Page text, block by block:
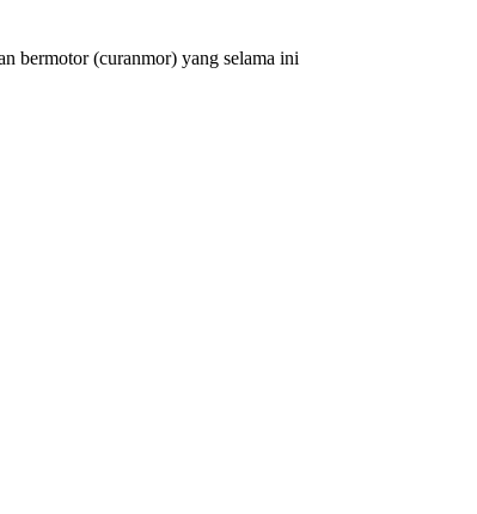
bermotor (curanmor) yang selama ini